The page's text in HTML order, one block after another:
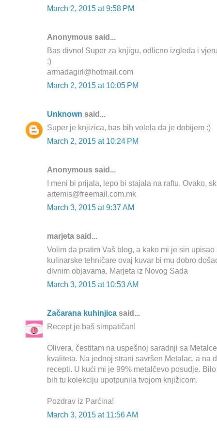
March 2, 2015 at 9:58 PM
Anonymous said...
Bas divno! Super za knjigu, odlicno izgleda i
:)
armadagirl@hotmail.com
March 2, 2015 at 10:05 PM
Unknown said...
Super je knjizica, bas bih volela da je dobijem :)
March 2, 2015 at 10:24 PM
Anonymous said...
I meni bi prijala, lepo bi stajala na raftu. Ovako,
artemis@freemail.com.mk
March 3, 2015 at 9:37 AM
marjeta said...
Volim da pratim Vaš blog, a kako mi je sin
kulinarske tehničare ovaj kuvar bi mu dobro
divnim objavama. Marjeta iz Novog Sada
March 3, 2015 at 10:53 AM
Začarana kuhinjica said...
Recept je baš simpatičan!
Olivera, čestitam na uspešnoj saradnji sa
kvaliteta. Na jednoj strani savršen Metalac, a na
recepti. U kući mi je 99% metalčevo posudje.
bih tu kolekciju upotpunila tvojom knjižicom.
Pozdrav iz Parćina!
March 3, 2015 at 11:56 AM